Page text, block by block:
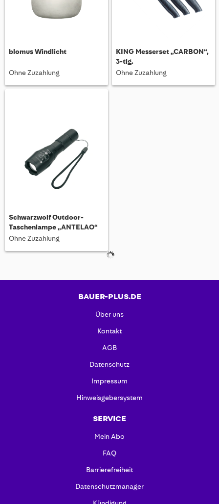
blomus Windlicht
Ohne Zuzahlung
KING Messerset „CARBON“,
3-tlg.
Ohne Zuzahlung
Schwarzwolf Outdoor-
Taschenlampe „ANTELAO“
Ohne Zuzahlung
BAUER-PLUS.DE
Über uns
Kontakt
AGB
Datenschutz
Impressum
Hinweisgebersystem
SERVICE
Mein Abo
FAQ
Barrierefreiheit
Datenschutzmanager